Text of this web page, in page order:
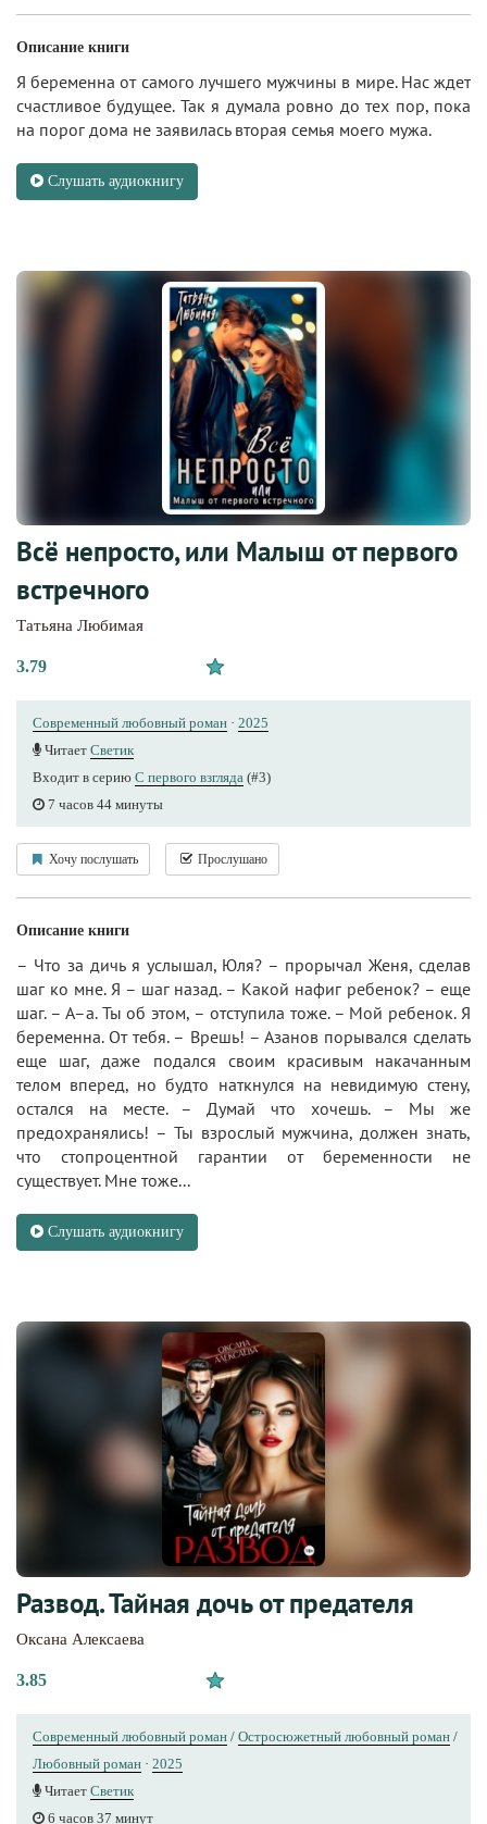
Описание книги
Я беременна от самого лучшего мужчины в мире. Нас ждет
счастливое будущее. Так я думала ровно до тех пор, пока
на порог дома не заявилась вторая семья моего мужа.
Слушать аудиокнигу
Всё непросто, или Малыш от первого
встречного
Татьяна Любимая
3.79
Современный любовный роман · 2025
Читает Светик
Входит в серию С первого взгляда (#3)
7 часов 44 минуты
Хочу послушать Прослушано
Описание книги
– Что за дичь я услышал, Юля? – прорычал Женя, сделав
шаг ко мне. Я – шаг назад. – Какой нафиг ребенок? – еще
шаг. – А–а. Ты об этом, – отступила тоже. – Мой ребенок. Я
беременна. От тебя. – Врешь! – Азанов порывался сделать
еще шаг, даже подался своим красивым накачанным
телом вперед, но будто наткнулся на невидимую стену,
остался на месте. – Думай что хочешь. – Мы же
предохранялись! – Ты взрослый мужчина, должен знать,
что стопроцентной гарантии от беременности не
существует. Мне тоже...
Слушать аудиокнигу
Развод. Тайная дочь от предателя
Оксана Алексаева
3.85
Современный любовный роман / Остросюжетный любовный роман /
Любовный роман · 2025
Читает Светик
6 часов 37 минут